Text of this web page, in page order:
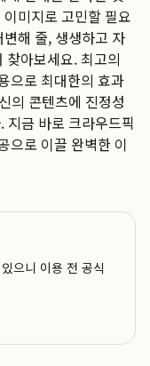
미지로 고민할 필요
해 줄, 생생하고 자
찾아보세요. 최고의
으로 최대한의 효과
의 콘텐츠에 진정성
지금 바로 크라우드픽
으로 이끌 완벽한 이
으니 이용 전 공식